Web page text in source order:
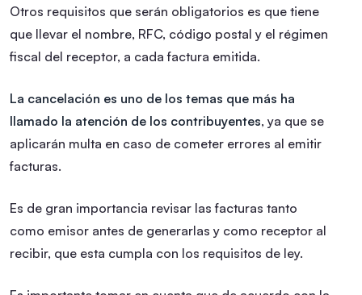
Otros requisitos que serán obligatorios es que tiene
que llevar el nombre, RFC, código postal y el régimen
fiscal del receptor, a cada factura emitida.
La cancelación es uno de los temas que más ha
llamado la atención de los contribuyentes, ya que se
aplicarán multa en caso de cometer errores al emitir
facturas.
Es de gran importancia revisar las facturas tanto
como emisor antes de generarlas y como receptor al
recibir, que esta cumpla con los requisitos de ley.